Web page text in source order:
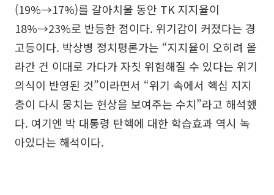
(19%→17%)를 갈아치울 동안 TK 지지율이
18%→23%로 반등한 점이다. 위기감이 커졌다는 경
고등이다. 박상병 정치평론가는 “지지율이 오히려 올
라간 건 이대로 가다가 자칫 위험해질 수 있다는 위기
의식이 반영된 것”이라면서 “위기 속에서 핵심 지지
층이 다시 뭉치는 현상을 보여주는 수치”라고 해석했
다. 여기엔 박 대통령 탄핵에 대한 학습효과 역시 녹
아있다는 해석이다.